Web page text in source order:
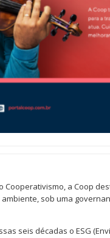
Cooperativismo, a Coop
sob uma
seis décadas o ESG